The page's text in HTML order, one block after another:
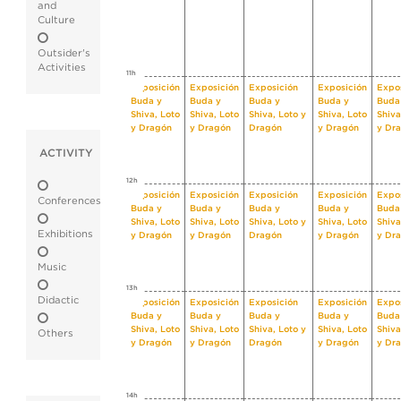
and
Culture
Outsider's
Activities
ACTIVITY
Conferences
Exhibitions
Music
Didactic
Others
11h
Exposición
Buda y
Shiva, Loto
y Dragón
Exposición
Buda y
Shiva, Loto
y Dragón
Exposición
Buda y
Shiva, Loto y
Dragón
Exposición
Buda y
Shiva, Loto
y Dragón
y
12h
Exposición
Buda y
Shiva, Loto
y Dragón
Exposición
Buda y
Shiva, Loto
y Dragón
Exposición
Buda y
Shiva, Loto y
Dragón
Exposición
Buda y
Shiva, Loto
y Dragón
y
13h
Exposición
Buda y
Shiva, Loto
y Dragón
Exposición
Buda y
Shiva, Loto
y Dragón
Exposición
Buda y
Shiva, Loto y
Dragón
Exposición
Buda y
Shiva, Loto
y Dragón
y
14h